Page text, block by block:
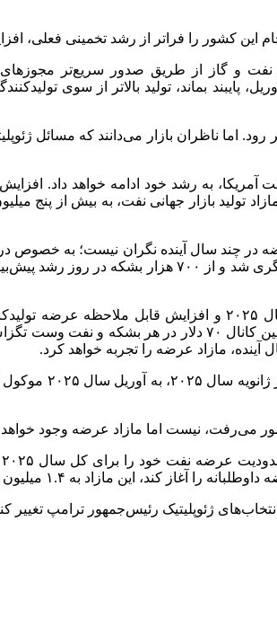
این کشور را فراتر از رشد تخمینی فعلی،
و گاز از طریق صدور سریع‌تر مجوزهای
اما ناظران بازار می‌دانند که مسائل
به رشد خود ادامه خواهد داد.
عرضه اوپک پلاس، ظرفیت مازاد تولید بازار جهانی نفت،
اکثر تحلیلگران و بانک‌های سرمایه‌گذاری در پایان سال ۲۰۲۴ پیش‌بینی کردند
اوپک پلاس در اوایل
می‌رفت، نیست اما مازاد عرضه وجود
ژئوپلیتیک رئیس‌جمهور ترامپ تغییر